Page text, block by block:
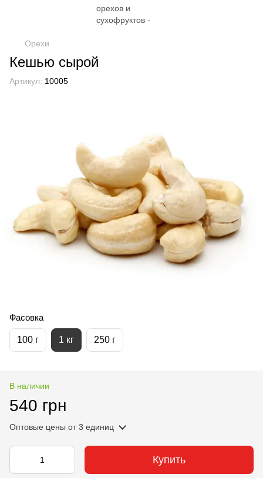
Орехи
Кешью сырой
Артикул: 10005
Фасовка
100 г 1 кг 250 г
В наличии
540 грн
Оптовые цены от 3 единиц
Купить